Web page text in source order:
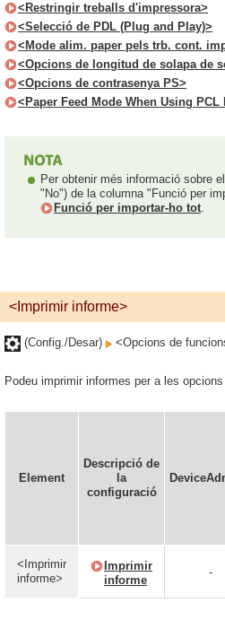
<Restringir treballs d'impressora>
<Selecció de PDL (Plug and Play)>
<Mode alim. paper pels trb. cont.
<Opcions de longitud de solapa de
<Opcions de contrasenya PS>
<Paper Feed Mode When Using PCL
Per obtenir més informació sobre
"No") de la columna "Funció per
Funció per importar-ho tot.
<Imprimir informe>
(Config./Desar) <Opcions de
Podeu imprimir informes per a les
Element
Descripció de
la
configuració
<Imprimir
informe>
Imprimir
informe
-